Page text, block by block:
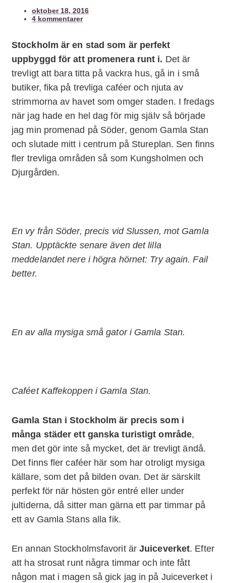
oktober 18, 2016
4 kommentarer
Stockholm är en stad som är perfekt
uppbyggd för att promenera runt i. Det är
trevligt att bara titta på vackra hus, gå in i små
butiker, fika på trevliga caféer och njuta av
strimmorna av havet som omger staden. I fredags
när jag hade en hel dag för mig själv så började
jag min promenad på Söder, genom Gamla Stan
och slutade mitt i centrum på Stureplan. Sen finns
fler trevliga områden så som Kungsholmen och
Djurgården.
En vy från Söder, precis vid Slussen, mot Gamla
Stan. Upptäckte senare även det lilla
meddelandet nere i högra hörnet: Try again. Fail
better.
En av alla mysiga små gator i Gamla Stan.
Caféet Kaffekoppen i Gamla Stan.
Gamla Stan i Stockholm är precis som i
många städer ett ganska turistigt område,
men det gör inte så mycket, det är trevligt ändå.
Det finns fler caféer här som har otroligt mysiga
källare, som det på bilden ovan. Det är särskilt
perfekt för när hösten gör entré eller under
jultiderna, då sitter man gärna ett par timmar på
ett av Gamla Stans alla fik.
En annan Stockholmsfavorit är Juiceverket. Efter
att ha strosat runt några timmar och inte fått
någon mat i magen så gick jag in på Juiceverket i